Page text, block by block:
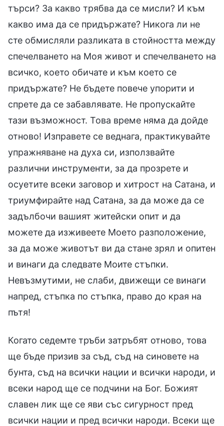
търси? За какво трябва да се мисли? И към
какво има да се придържате? Никога ли не
сте обмисляли разликата в стойността между
спечелването на Моя живот и спечелването на
всичко, което обичате и към което се
придържате? Не бъдете повече упорити и
спрете да се забавлявате. Не пропускайте
тази възможност. Това време няма да дойде
отново! Изправете се веднага, практикувайте
упражняване на духа си, използвайте
различни инструменти, за да прозрете и
осуетите всеки заговор и хитрост на Сатана, и
триумфирайте над Сатана, за да може да се
задълбочи вашият житейски опит и да
можете да изживеете Моето разположение,
за да може животът ви да стане зрял и опитен
и винаги да следвате Моите стъпки.
Невъзмутими, не слаби, движещи се винаги
напред, стъпка по стъпка, право до края на
пътя!
Когато седемте тръби затръбят отново, това
ще бъде призив за съд, съд на синовете на
бунта, съд на всички нации и всички народи, и
всеки народ ще се подчини на Бог. Божият
славен лик ще се яви със сигурност пред
всички нации и пред всички народи. Всеки ще